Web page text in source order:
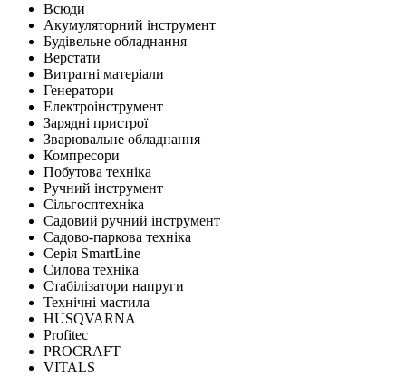
Всюди
Акумуляторний інструмент
Будівельне обладнання
Верстати
Витратні матеріали
Генератори
Електроінструмент
Зарядні пристрої
Зварювальне обладнання
Компресори
Побутова техніка
Ручний інструмент
Сільгосптехніка
Садовий ручний інструмент
Садово-паркова техніка
Серія SmartLine
Силова техніка
Стабілізатори напруги
Технічні мастила
HUSQVARNA
Profitec
PROCRAFT
VITALS